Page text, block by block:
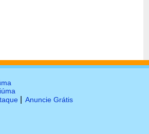
Anuncie Grátis